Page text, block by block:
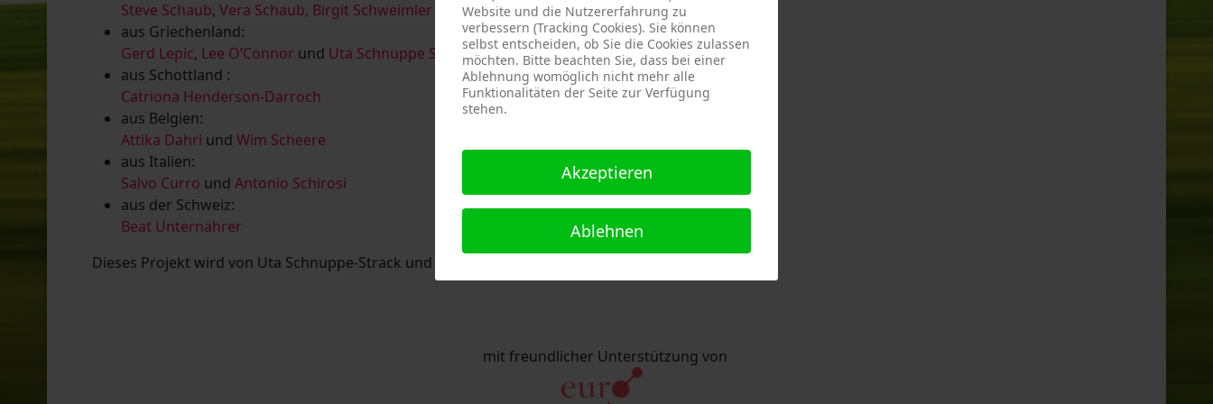
Steve Schaub, Vera Schaub, Birgit Schweimler & Serge DevadderundRolf Thärichen
aus Griechenland:
Gerd Lepic, Lee O’Connor und Uta Schnuppe Strack
aus Schottland :
Catriona Henderson-Darroch
aus Belgien:
Attika Dahri und Wim Scheere
aus Italien:
Salvo Curro und Antonio Schirosi
aus der Schweiz:
Beat Unternährer
Dieses Projekt wird von Uta Schnuppe-Strack und Eric Schaftlein organisiert.
mit freundlicher Unterstützung von
Website und die Nutzererfahrung zu
verbessern (Tracking Cookies). Sie können
selbst entscheiden, ob Sie die Cookies zulassen
möchten. Bitte beachten Sie, dass bei einer
Ablehnung womöglich nicht mehr alle
Funktionalitäten der Seite zur Verfügung
stehen.
Akzeptieren
Ablehnen